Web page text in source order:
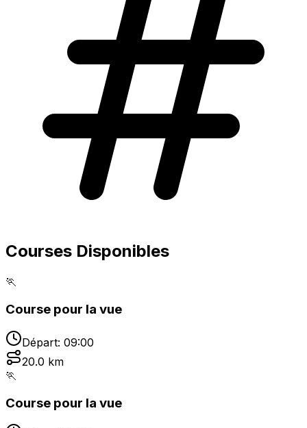
Courses Disponibles
🏃
Course pour la vue
Départ: 09:00
20.0 km
🏃
Course pour la vue